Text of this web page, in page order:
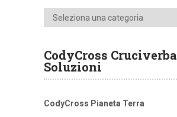
Categorie
CodyCross Cruciverba
Soluzioni
CodyCross Pianeta Terra